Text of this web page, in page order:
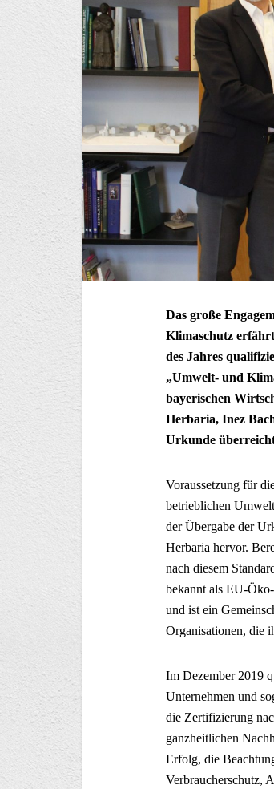
Das große
Klimaschutz
des Jahres
„Umwelt- und
bayerischen
Herbaria, Inez
Urkunde
Voraussetzung für
betrieblichen
der Übergabe der
Herbaria hervor.
nach diesem
bekannt als EU-
und ist ein
Organisationen, die
Im Dezember 2019
Unternehmen und
die Zertifizierung
ganzheitlichen
Erfolg, die
Verbraucherschutz,